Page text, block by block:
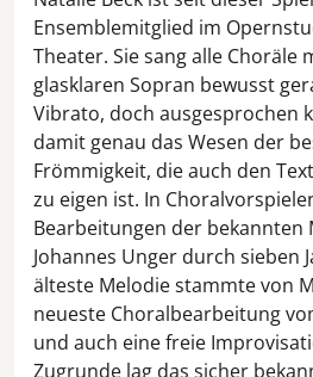
Ensemblemitglied im
Theater. Sie sang alle Choräle
glasklaren Sopran bewusst
Vibrato, doch ausgesprochen
damit genau das Wesen der
Frömmigkeit, die auch den
zu eigen ist. In
Bearbeitungen der bekannten
Johannes Unger durch sieben
älteste Melodie stammte von
neueste Choralbearbeitung
und auch eine freie
Zugrunde lag das sicher